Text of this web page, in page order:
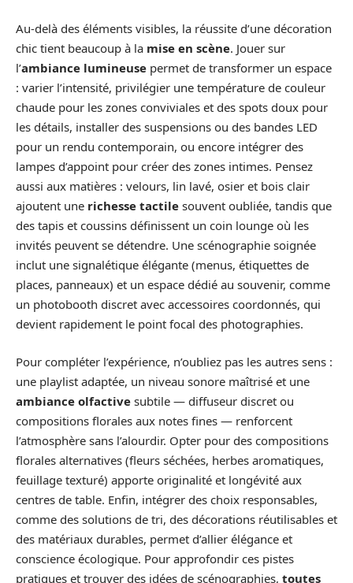
Au-delà des éléments visibles, la réussite d’une décoration
chic tient beaucoup à la mise en scène. Jouer sur
l’ambiance lumineuse permet de transformer un espace
: varier l’intensité, privilégier une température de couleur
chaude pour les zones conviviales et des spots doux pour
les détails, installer des suspensions ou des bandes LED
pour un rendu contemporain, ou encore intégrer des
lampes d’appoint pour créer des zones intimes. Pensez
aussi aux matières : velours, lin lavé, osier et bois clair
ajoutent une richesse tactile souvent oubliée, tandis que
des tapis et coussins définissent un coin lounge où les
invités peuvent se détendre. Une scénographie soignée
inclut une signalétique élégante (menus, étiquettes de
places, panneaux) et un espace dédié au souvenir, comme
un photobooth discret avec accessoires coordonnés, qui
devient rapidement le point focal des photographies.
Pour compléter l’expérience, n’oubliez pas les autres sens :
une playlist adaptée, un niveau sonore maîtrisé et une
ambiance olfactive subtile — diffuseur discret ou
compositions florales aux notes fines — renforcent
l’atmosphère sans l’alourdir. Opter pour des compositions
florales alternatives (fleurs séchées, herbes aromatiques,
feuillage texturé) apporte originalité et longévité aux
centres de table. Enfin, intégrer des choix responsables,
comme des solutions de tri, des décorations réutilisables et
des matériaux durables, permet d’allier élégance et
conscience écologique. Pour approfondir ces pistes
pratiques et trouver des idées de scénographies, toutes